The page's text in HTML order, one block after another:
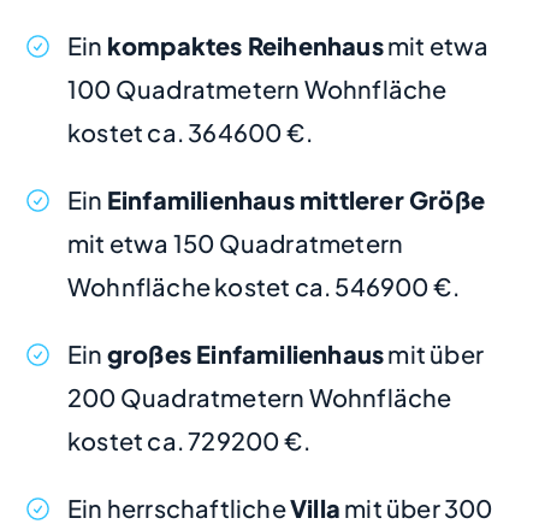
Ein kompaktes Reihenhausmit etwa
100 Quadratmetern Wohnfläche
kostet ca. 364600 €.
Ein Einfamilienhaus mittlerer Größe
mit etwa 150 Quadratmetern
Wohnfläche kostet ca. 546900 €.
Ein großes Einfamilienhausmit über
200 Quadratmetern Wohnfläche
kostet ca. 729200 €.
Ein herrschaftlicheVilla mit über 300